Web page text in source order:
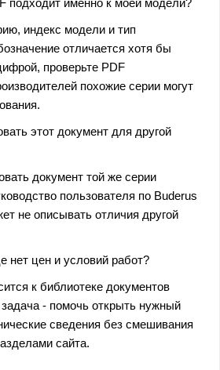
индекс модели и тип
отличается хотя бы
проверьте PDF
похожие серии могут
этот документ для другой
документ той же серии
пользователя по Buderus
не описывать отличия другой
нет цен и условий работ?
к библиотеке документов
- помочь открыть нужный
сведения без смешивания
сайта.